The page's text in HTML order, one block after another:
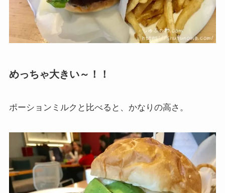
めっちゃ大きい～！！
ポーションミルクと比べると、かなりの高さ。